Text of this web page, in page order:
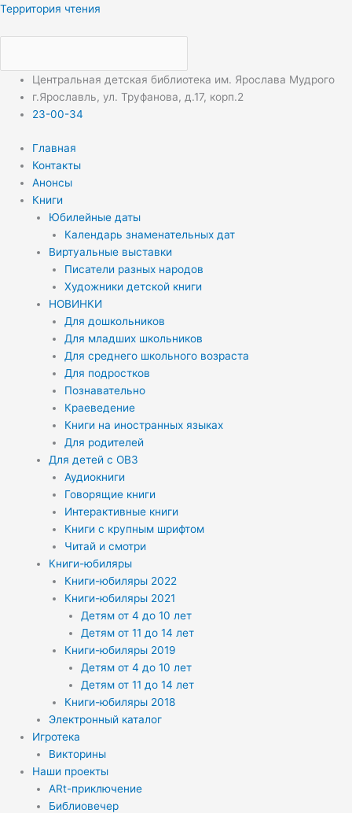
Перейти
Территория чтения
Центральная детская библиотека им. Ярослава Мудрого
г.Ярославль, ул. Труфанова, д.17, корп.2
23-00-34
Меню
Главная
Контакты
Анонсы
Книги
Юбилейные даты
Календарь знаменательных дат
Виртуальные выставки
Писатели разных народов
Художники детской книги
НОВИНКИ
Для дошкольников
Для младших школьников
Для среднего школьного возраста
Для подростков
Познавательно
Краеведение
Книги на иностранных языках
Для родителей
Для детей с ОВЗ
Аудиокниги
Говорящие книги
Интерактивные книги
Книги с крупным шрифтом
Читай и смотри
Книги-юбиляры
Книги-юбиляры 2022
Книги-юбиляры 2021
Детям от 4 до 10 лет
Детям от 11 до 14 лет
Книги-юбиляры 2019
Детям от 4 до 10 лет
Детям от 11 до 14 лет
Книги-юбиляры 2018
Электронный каталог
Игротека
Викторины
Наши проекты
ARt-приключение
Библиовечер
Меню